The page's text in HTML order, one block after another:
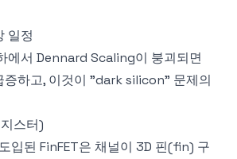
일정
에서 Dennard Scaling이 붕괴되면
증하고, 이것이 "dark silicon" 문제의
스터)
입된 FinFET은 채널이 3D 핀(fin) 구